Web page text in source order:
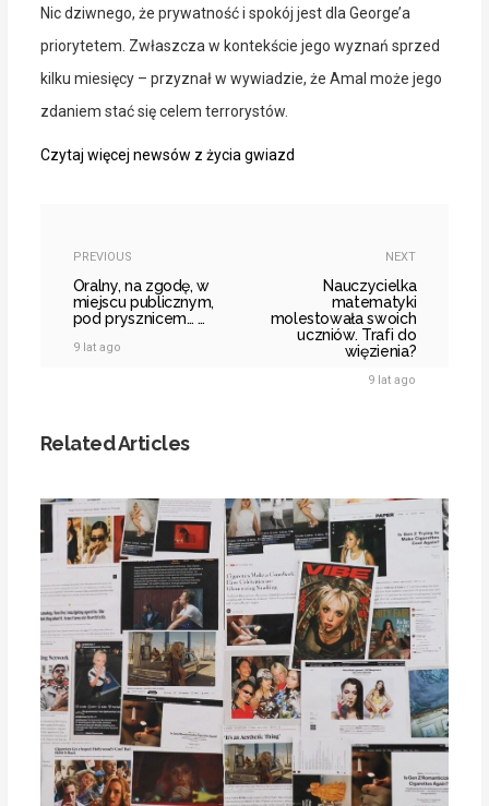
Nic dziwnego, że prywatność i spokój jest dla George’a
priorytetem. Zwłaszcza w kontekście jego wyznań sprzed
kilku miesięcy – przyznał w wywiadzie, że Amal może jego
zdaniem stać się celem terrorystów.
Czytaj więcej newsów z życia gwiazd
PREVIOUS
Oralny, na zgodę, w
miejscu publicznym,
pod prysznicem… …
9 lat ago
NEXT
Nauczycielka
matematyki
molestowała swoich
uczniów. Trafi do
więzienia?
9 lat ago
Related Articles